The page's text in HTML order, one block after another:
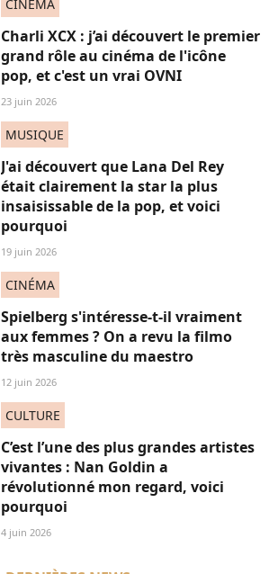
CINÉMA
Charli XCX : j’ai découvert le premier
grand rôle au cinéma de l'icône
pop, et c'est un vrai OVNI
23 juin 2026
MUSIQUE
J'ai découvert que Lana Del Rey
était clairement la star la plus
insaisissable de la pop, et voici
pourquoi
19 juin 2026
CINÉMA
Spielberg s'intéresse-t-il vraiment
aux femmes ? On a revu la filmo
très masculine du maestro
12 juin 2026
CULTURE
C’est l’une des plus grandes artistes
vivantes : Nan Goldin a
révolutionné mon regard, voici
pourquoi
4 juin 2026